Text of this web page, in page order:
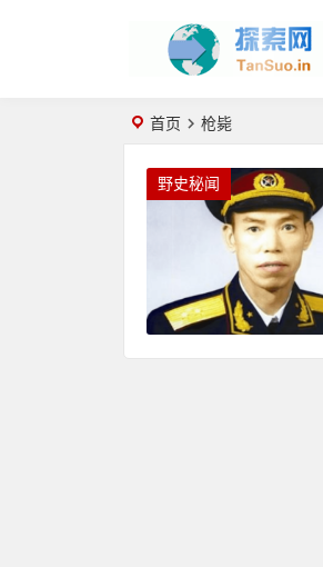
首页 枪毙
野史秘闻